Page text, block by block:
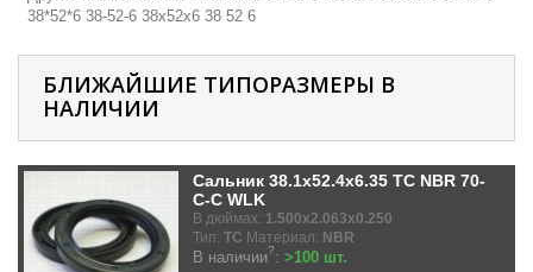
38*52*6 38-52-6 38х52х6 38 52 6
БЛИЖАЙШИЕ ТИПОРАЗМЕРЫ В
НАЛИЧИИ
Сальник 38.1x52.4x6.35 TC NBR 70-
C-C WLK
В дюймах: 1.500x2.063x0.250
Тип: TC Материал: NBR
В наличии?: >100 шт.